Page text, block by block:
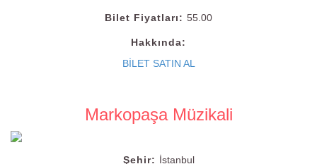
Bilet Fiyatları: 55.00
Hakkında:
BİLET SATIN AL
Markopaşa Müzikali
Şehir: İstanbul